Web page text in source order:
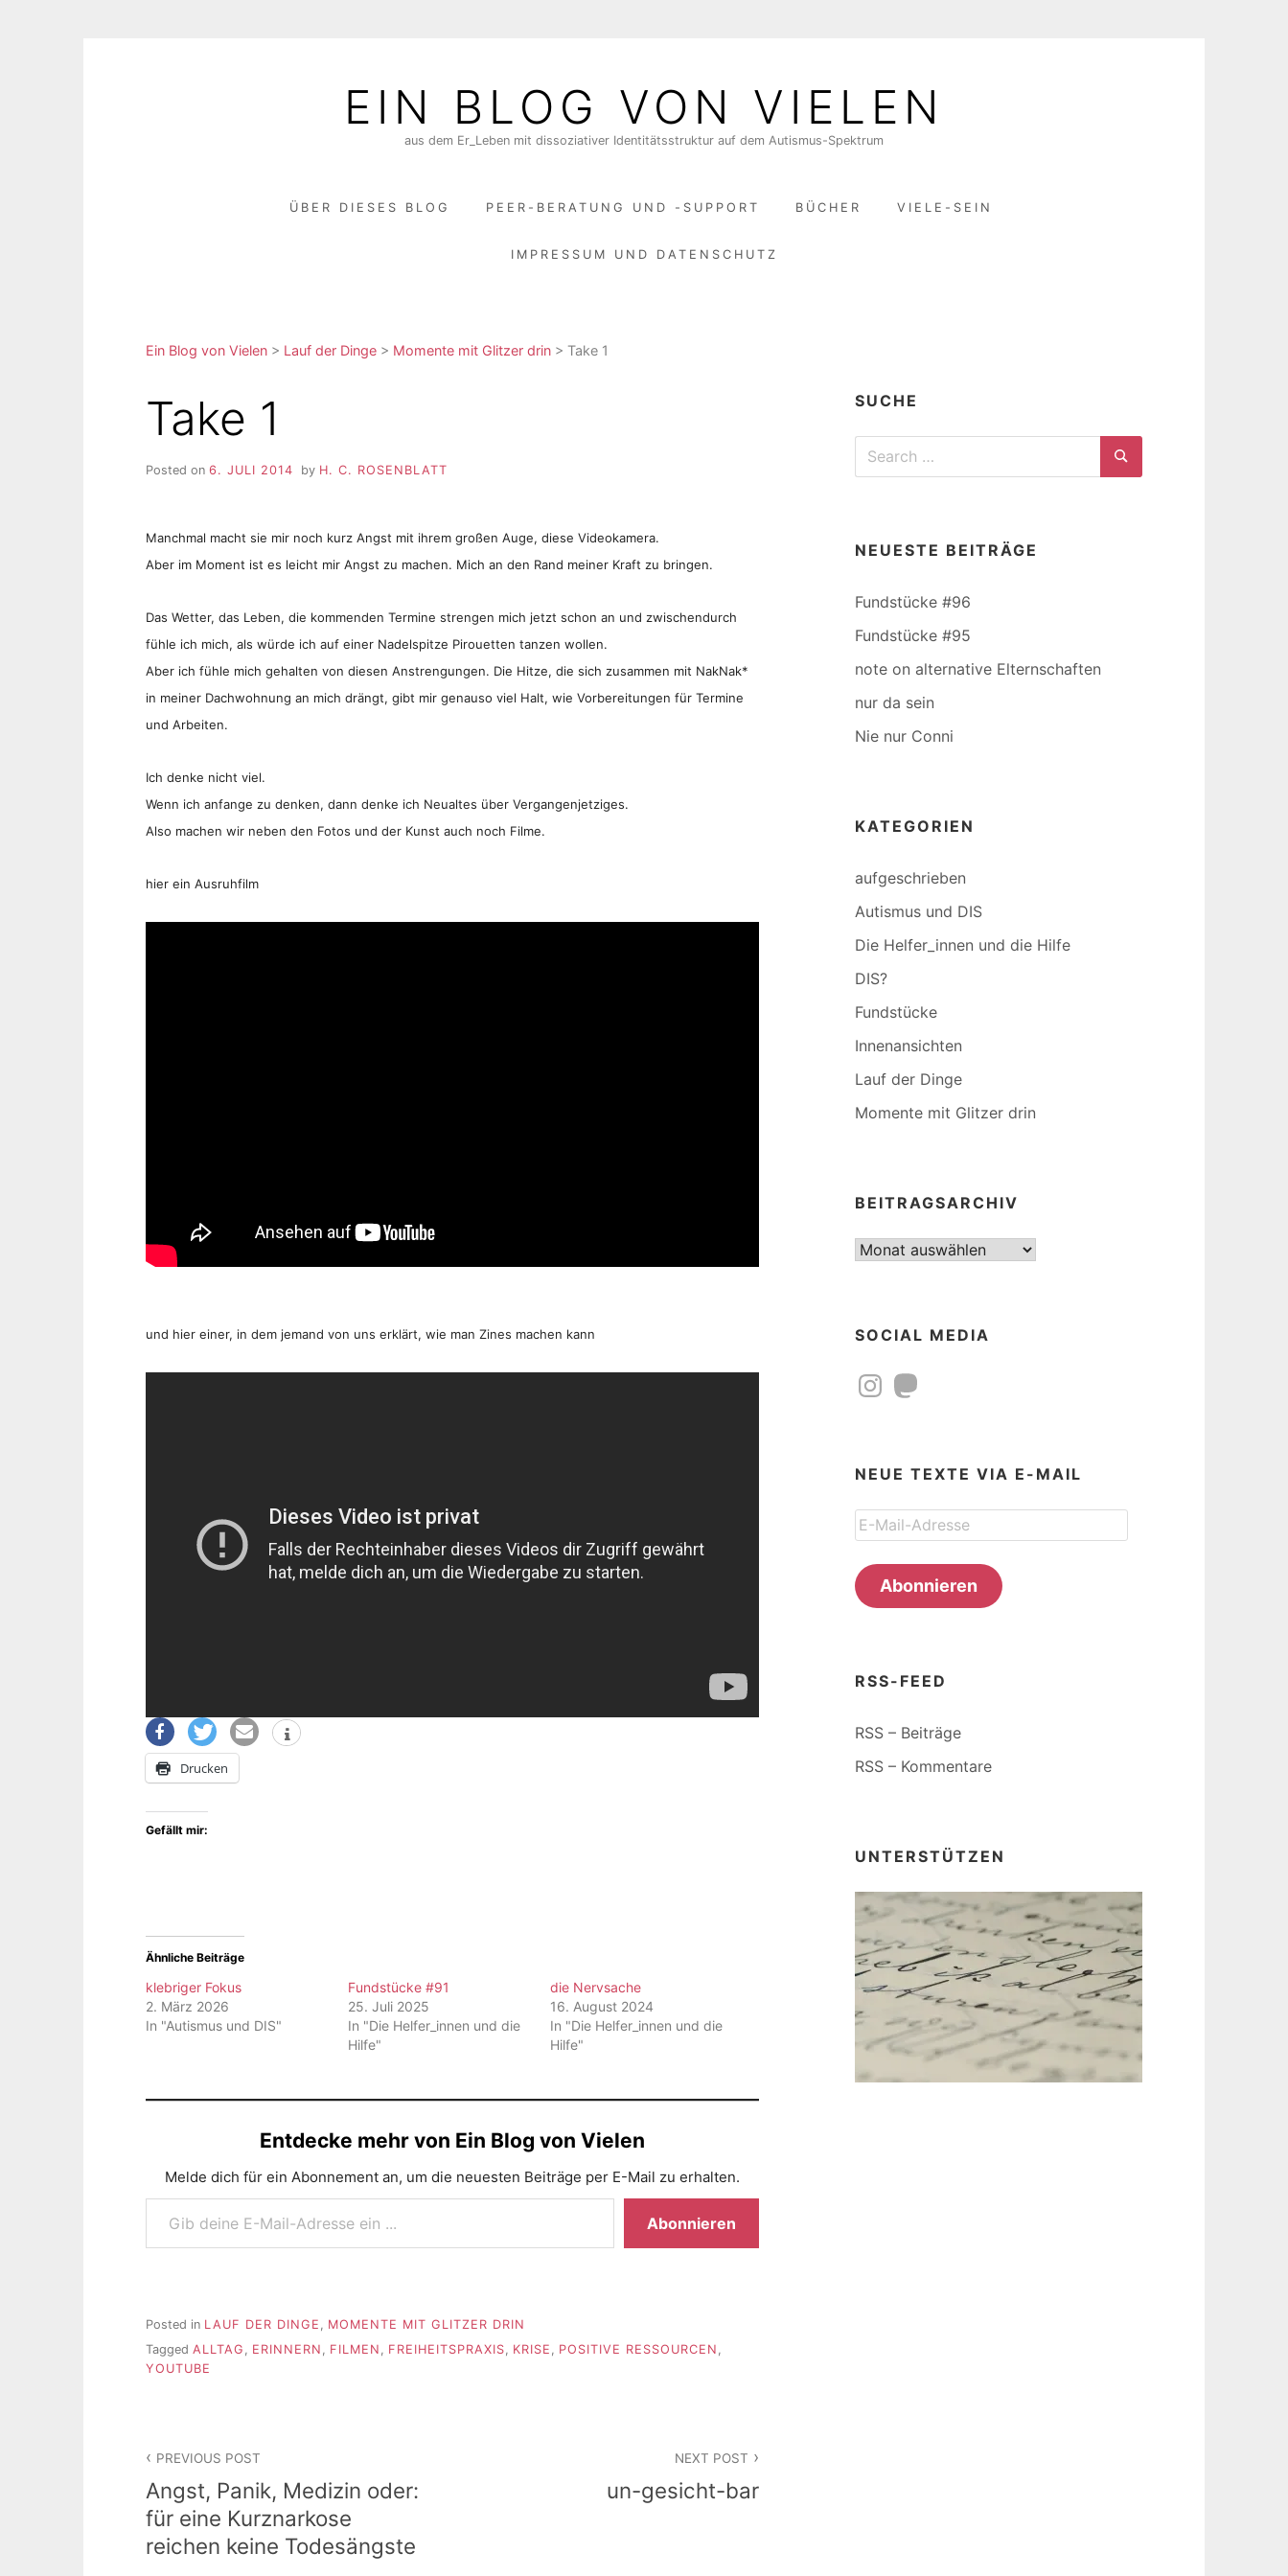
EIN BLOG VON VIELEN
aus dem Er_Leben mit dissoziativer Identitätsstruktur auf dem Autismus-Spektrum
ÜBER DIESES BLOG PEER-BERATUNG UND -SUPPORT BÜCHER VIELE-SEIN
IMPRESSUM UND DATENSCHUTZ
Ein Blog von Vielen > Lauf der Dinge > Momente mit Glitzer drin > Take 1
Take 1
Posted on 6. JULI 2014 by H. C. ROSENBLATT
Manchmal macht sie mir noch kurz Angst mit ihrem großen Auge, diese Videokamera.
Aber im Moment ist es leicht mir Angst zu machen. Mich an den Rand meiner Kraft zu bringen.
Das Wetter, das Leben, die kommenden Termine strengen mich jetzt schon an und zwischendurch
fühle ich mich, als würde ich auf einer Nadelspitze Pirouetten tanzen wollen.
Aber ich fühle mich gehalten von diesen Anstrengungen. Die Hitze, die sich zusammen mit NakNak*
in meiner Dachwohnung an mich drängt, gibt mir genauso viel Halt, wie Vorbereitungen für Termine
und Arbeiten.
Ich denke nicht viel.
Wenn ich anfange zu denken, dann denke ich Neualtes über Vergangenjetziges.
Also machen wir neben den Fotos und der Kunst auch noch Filme.
hier ein Ausruhfilm
und hier einer, in dem jemand von uns erklärt, wie man Zines machen kann
Drucken
Gefällt mir:
Ähnliche Beiträge
klebriger Fokus
2. März 2026
In "Autismus und DIS"
Fundstücke #91
25. Juli 2025
In "Die Helfer_innen und die
Hilfe"
die Nervsache
16. August 2024
In "Die Helfer_innen und die
Hilfe"
Entdecke mehr von Ein Blog von Vielen
Melde dich für ein Abonnement an, um die neuesten Beiträge per E-Mail zu erhalten.
Gib deine E-Mail-Adresse ein ...
Abonnieren
Posted in LAUF DER DINGE
MOMENTE MIT GLITZER DRIN
Tagged ALLTAG , ERINNERN , FILMEN , FREIHEITSPRAXIS, KRISE , POSITIVE RESSOURCEN ,
YOUTUBE
PREVIOUS POST
Angst, Panik, Medizin oder:
für eine Kurznarkose
reichen keine Todesängste
NEXT POST
un-gesicht-bar
SUCHE
Search
Search
NEUESTE BEITRÄGE
Fundstücke #96
Fundstücke #95
note on alternative Elternschaften
nur da sein
Nie nur Conni
KATEGORIEN
aufgeschrieben
Autismus und DIS
Die Helfer_innen und die Hilfe
DIS?
Fundstücke
Innenansichten
Lauf der Dinge
Momente mit Glitzer drin
BEITRAGSARCHIV
Beitragsarchiv
SOCIAL MEDIA
InstagramMastodon
NEUE TEXTE VIA E-MAIL
E-
Mail-
Adresse
Abonnieren
RSS-FEED
RSS – Beiträge
RSS – Kommentare
UNTERSTÜTZEN